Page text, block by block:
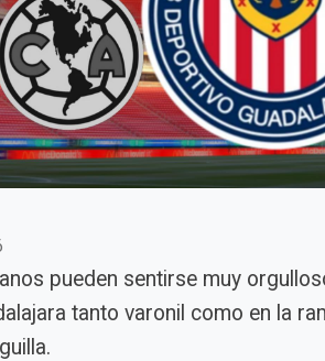
pueden sentirse muy
tanto varonil como en la